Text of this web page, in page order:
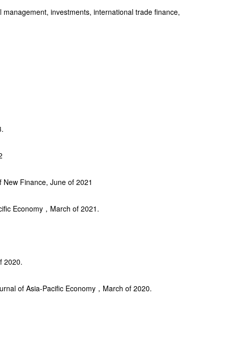
investments, international trade finance,
Finance, June of 2021
Economy，March of 2021.
2020.
of Asia-Pacific Economy，March of 2020.